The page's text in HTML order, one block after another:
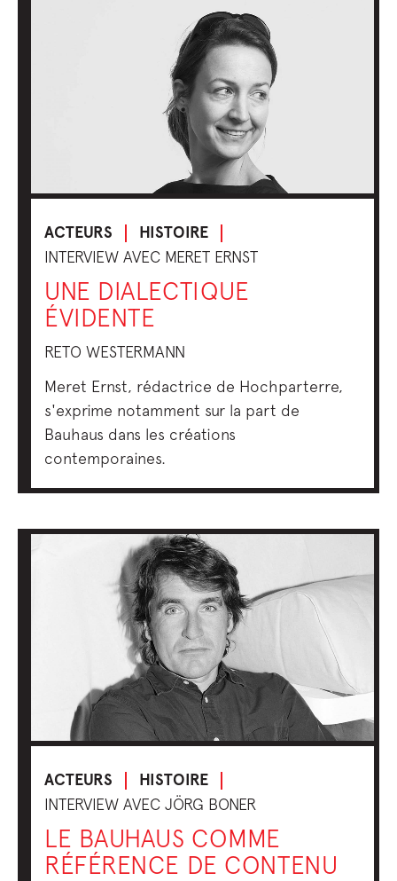
ACTEURS HISTOIRE
INTERVIEW AVEC MERET ERNST
UNE DIALECTIQUE
ÉVIDENTE
RETO WESTERMANN
Meret Ernst, rédactrice de Hochparterre,
s'exprime notamment sur la part de
Bauhaus dans les créations
contemporaines.
ACTEURS HISTOIRE
INTERVIEW AVEC JÖRG BONER
LE BAUHAUS COMME
RÉFÉRENCE DE CONTENU